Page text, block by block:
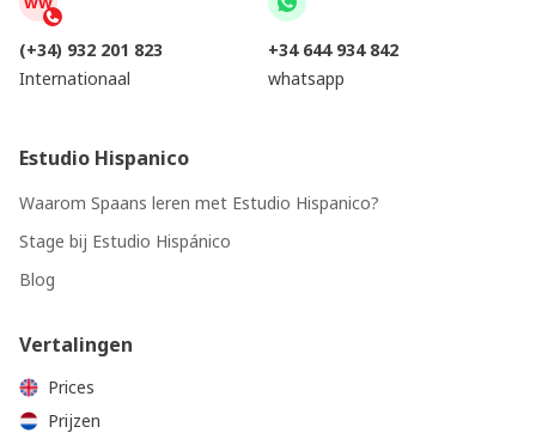
(+34) 932 201 823
Internationaal
+34 644 934 842
whatsapp
Estudio Hispanico
Waarom Spaans leren met Estudio Hispanico?
Stage bij Estudio Hispánico
Blog
Vertalingen
Prices
Prijzen